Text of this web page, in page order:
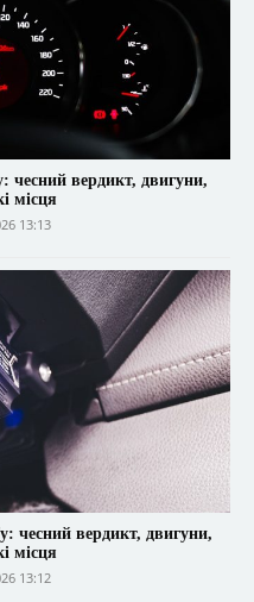
чесний вердикт, двигуни,
місця
13:13
чесний вердикт, двигуни,
місця
13:12